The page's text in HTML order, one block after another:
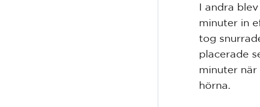
I andra
minuter in
tog
placerade
minuter när
hörna.